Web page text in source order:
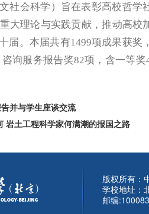
社会科学）旨在表彰高校哲学
大理论与实践贡献，推动高校
届。本届共有1499项成果获奖
询服务报告奖82项，含一等
并与学生座谈交流
岩土工程科学家何满潮的报国之路
版权所有：
学校地址：
邮编:100083